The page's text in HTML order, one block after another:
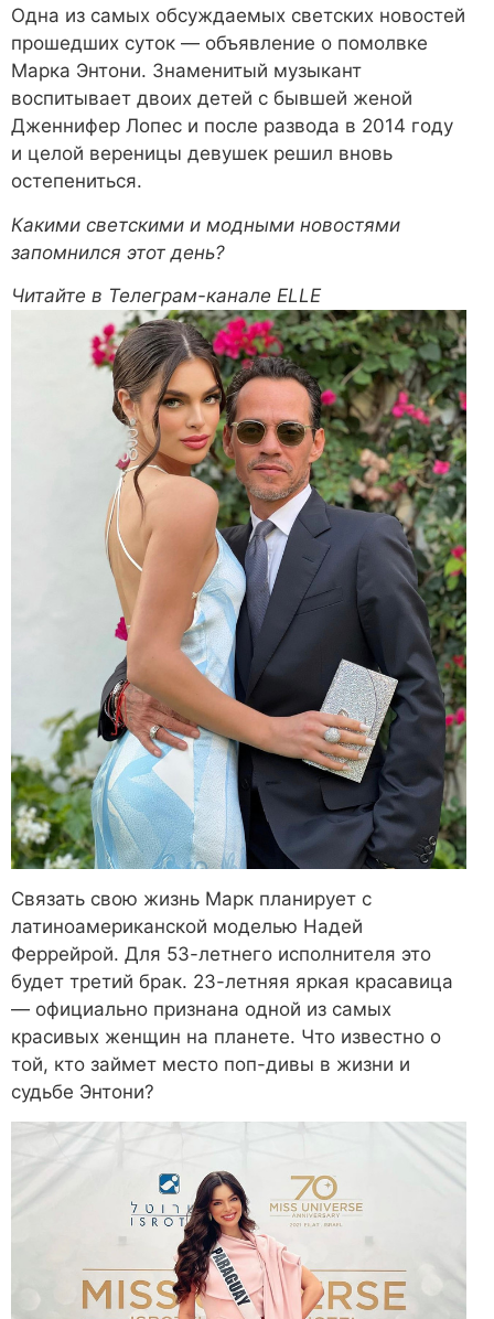
Одна из самых обсуждаемых светских новостей
прошедших суток — объявление о помолвке
Марка Энтони. Знаменитый музыкант
воспитывает двоих детей с бывшей женой
Дженнифер Лопес и после развода в 2014 году
и целой вереницы девушек решил вновь
остепениться.
Какими светскими и модными новостями
запомнился этот день?
Читайте в Телеграм-канале ELLE
Связать свою жизнь Марк планирует с
латиноамериканской моделью Надей
Феррейрой. Для 53-летнего исполнителя это
будет третий брак. 23-летняя яркая красавица
— официально признана одной из самых
красивых женщин на планете. Что известно о
той, кто займет место поп-дивы в жизни и
судьбе Энтони?